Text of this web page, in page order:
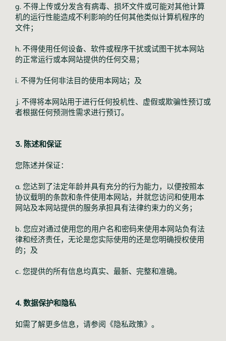
g. 不得上传或分发含有病毒、损坏文件或可能对其他计算
机的运行性能造成不利影响的任何其他类似计算机程序的
文件；
h. 不得使用任何设备、软件或程序干扰或试图干扰本网站
的正常运行或本网站提供的任何交易；
i. 不得为任何非法目的使用本网站；及
j. 不得将本网站用于进行任何投机性、虚假或欺骗性预订或
者根据任何预测性需求进行预订。
3. 陈述和保证
您陈述并保证：
a. 您达到了法定年龄并具有充分的行为能力，以便按照本
协议载明的条款和条件使用本网站，并就您访问和使用本
网站及本网站提供的服务承担具有法律约束力的义务；
b. 您应对通过使用您的用户名和密码来使用本网站负有法
律和经济责任，无论是您实际使用的还是您明确授权使用
的；及
c. 您提供的所有信息均真实、最新、完整和准确。
4. 数据保护和隐私
如需了解更多信息，请参阅《隐私政策》。